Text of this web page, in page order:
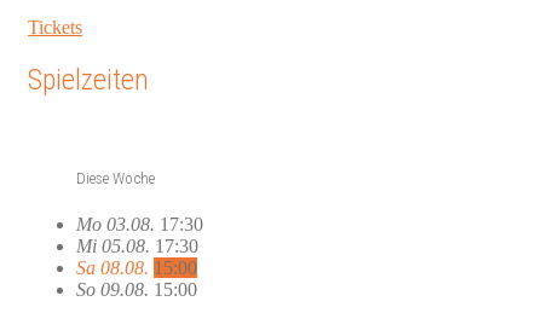
Tickets
Spielzeiten
Diese Woche
Mo 03.08. 17:30
Mi 05.08. 17:30
Sa 08.08. 15:00
So 09.08. 15:00